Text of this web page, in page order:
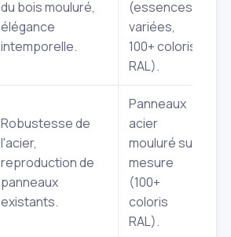
du bois mouluré,
élégance
intemporelle.
(essences
variées,
100+ coloris
RAL).
Robustesse de
l'acier,
reproduction de
panneaux
existants.
Panneaux
acier
mouluré sur
mesure
(100+
coloris
RAL).